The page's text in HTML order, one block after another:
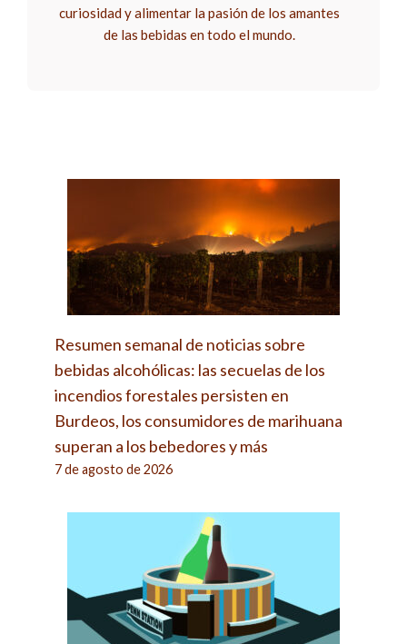
curiosidad y alimentar la pasión de los amantes
de las bebidas en todo el mundo.
Resumen semanal de noticias sobre
bebidas alcohólicas: las secuelas de los
incendios forestales persisten en
Burdeos, los consumidores de marihuana
superan a los bebedores y más
7 de agosto de 2026